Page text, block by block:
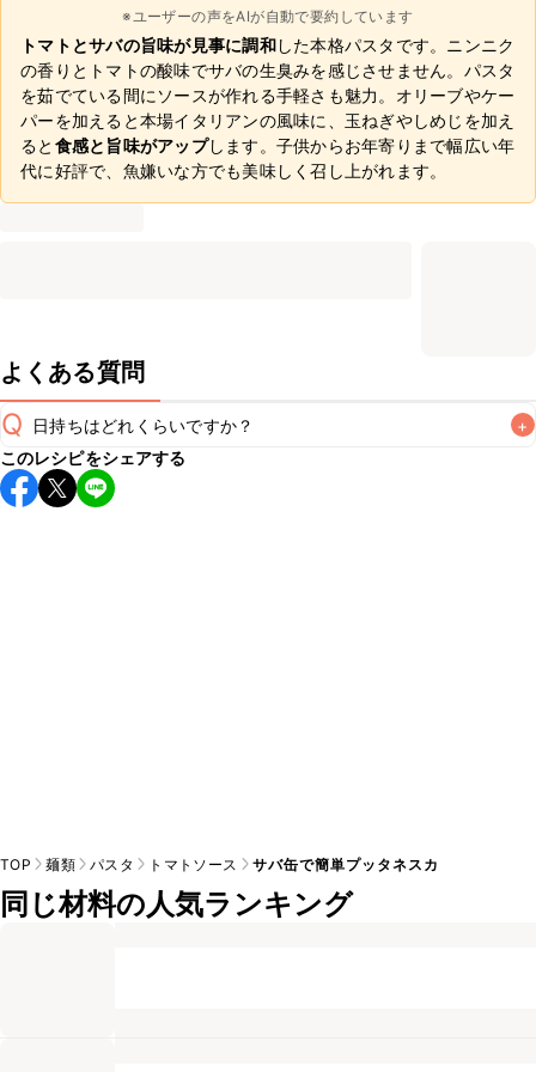
※ユーザーの声をAIが自動で要約しています
トマトとサバの旨味が見事に調和した本格パスタです。ニンニク
の香りとトマトの酸味でサバの生臭みを感じさせません。パスタ
を茹でている間にソースが作れる手軽さも魅力。オリーブやケー
パーを加えると本場イタリアンの風味に、玉ねぎやしめじを加え
ると 食感と旨味がアップします。子供からお年寄りまで幅広い年
代に好評で、魚嫌いな方でも美味しく召し上がれます。
よくある質問
Q 日持ちはどれくらいですか？ +
こちらのレシピは出来たてをお召し上がりいただくことをお
すすめします。
このレシピをシェアする
TOP 麺類 パスタ トマトソース サバ缶で簡単プッタネスカ
同じ材料の人気ランキング